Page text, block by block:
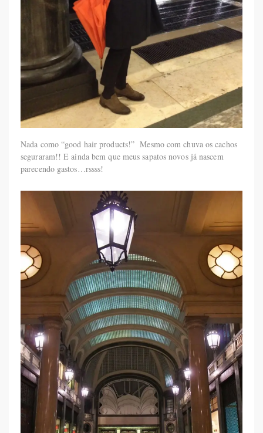
Nada como “good hair products!” Mesmo com chuva os cachos
seguraram!! E ainda bem que meus sapatos novos já nascem
parecendo gastos…rssss!